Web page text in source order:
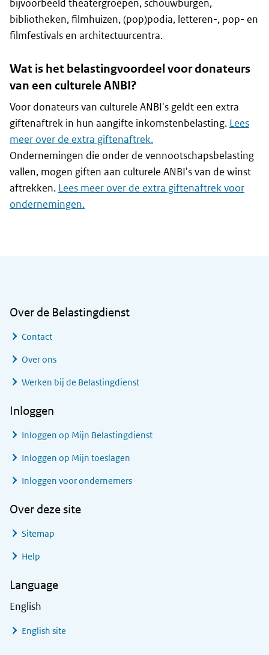
bijvoorbeeld theatergroepen, schouwburgen,
bibliotheken, filmhuizen, (pop)podia, letteren-, pop- en
filmfestivals en architectuurcentra.
Wat is het belastingvoordeel voor donateurs
van een culturele ANBI?
Voor donateurs van culturele ANBI's geldt een extra
giftenaftrek in hun aangifte inkomstenbelasting. Lees
meer over de extra giftenaftrek.
Ondernemingen die onder de vennootschapsbelasting
vallen, mogen giften aan culturele ANBI's van de winst
aftrekken. Lees meer over de extra giftenaftrek voor
ondernemingen.
Over de Belastingdienst
Contact
Over ons
Werken bij de Belastingdienst
Inloggen
Inloggen op Mijn Belastingdienst
Inloggen op Mijn toeslagen
Inloggen voor ondernemers
Over deze site
Sitemap
Help
Language
English
English site